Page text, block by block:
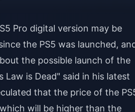
Pro digital version may be
the PS5 was launched,
the possible launch of the
is Dead" said in his latest
that the price of the
will be higher than the